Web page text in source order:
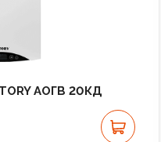
АОГВ 20КД